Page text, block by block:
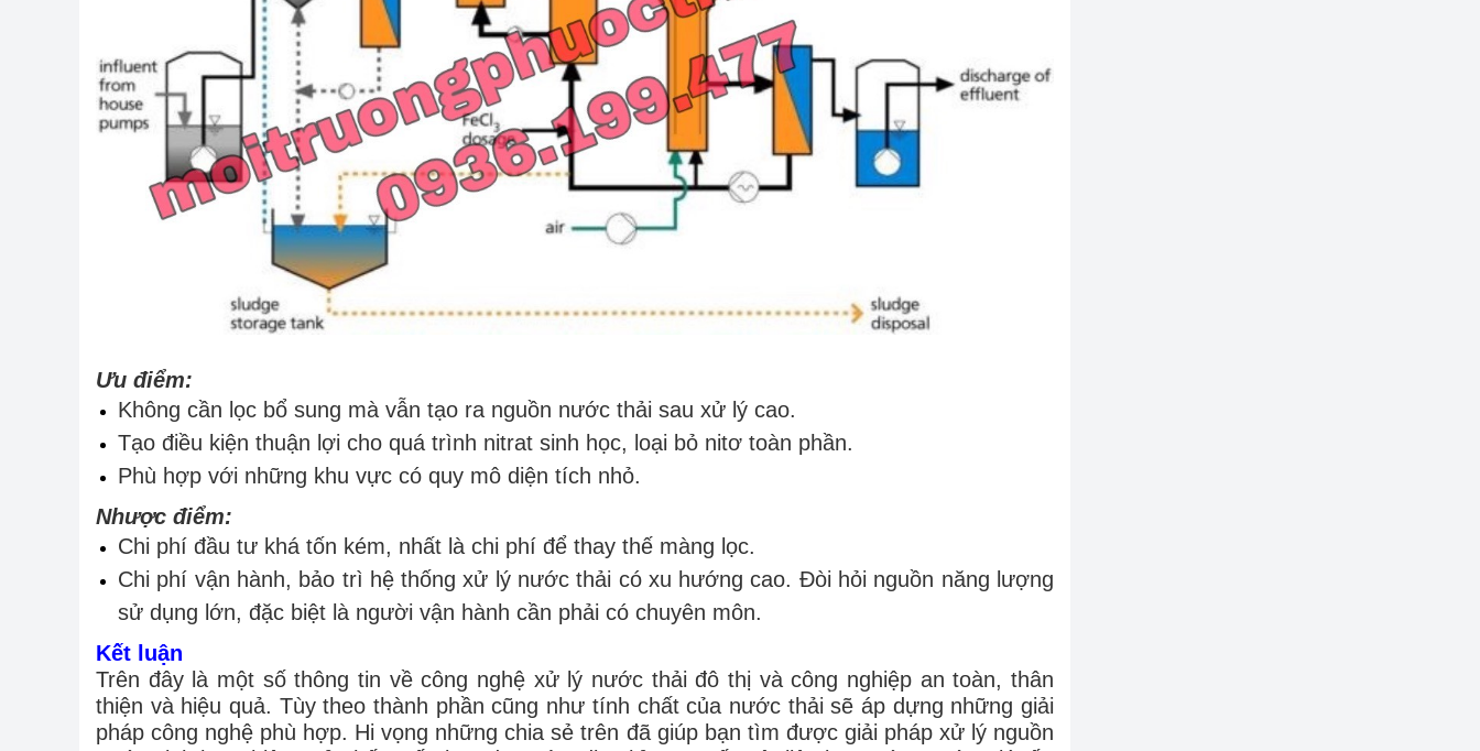
Ưu điểm:
Không cần lọc bổ sung mà vẫn tạo ra nguồn nước thải sau xử lý cao.
Tạo điều kiện thuận lợi cho quá trình nitrat sinh học, loại bỏ nitơ toàn phần.
Phù hợp với những khu vực có quy mô diện tích nhỏ.
Nhược điểm:
Chi phí đầu tư khá tốn kém, nhất là chi phí để thay thế màng lọc.
Chi phí vận hành, bảo trì hệ thống xử lý nước thải có xu hướng cao. Đòi hỏi nguồn năng lượng
sử dụng lớn, đặc biệt là người vận hành cần phải có chuyên môn.
Kết luận
Trên đây là một số thông tin về công nghệ xử lý nước thải đô thị và công nghiệp an toàn, thân
thiện và hiệu quả. Tùy theo thành phần cũng như tính chất của nước thải sẽ áp dựng những giải
pháp công nghệ phù hợp. Hi vọng những chia sẻ trên đã giúp bạn tìm được giải pháp xử lý nguồn